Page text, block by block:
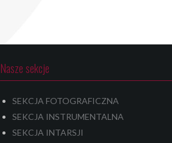
Nasze sekcje
SEKCJA FOTOGRAFICZNA
SEKCJA INSTRUMENTALNA
SEKCJA INTARSJI